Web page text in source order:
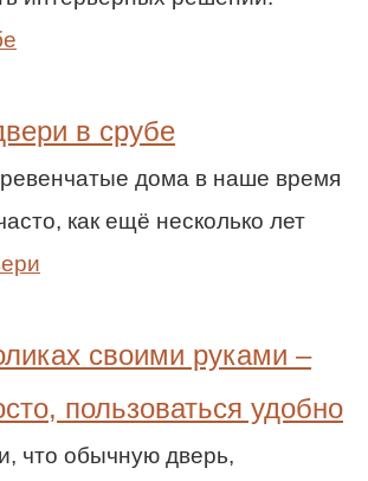
в срубе
дома в наше время
как ещё несколько лет
своими руками –
пользоваться удобно
что обычную дверь,